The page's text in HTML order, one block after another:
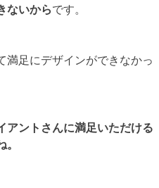
ないからです。
満足にデザインができなかっ
アントさんに満足いただける